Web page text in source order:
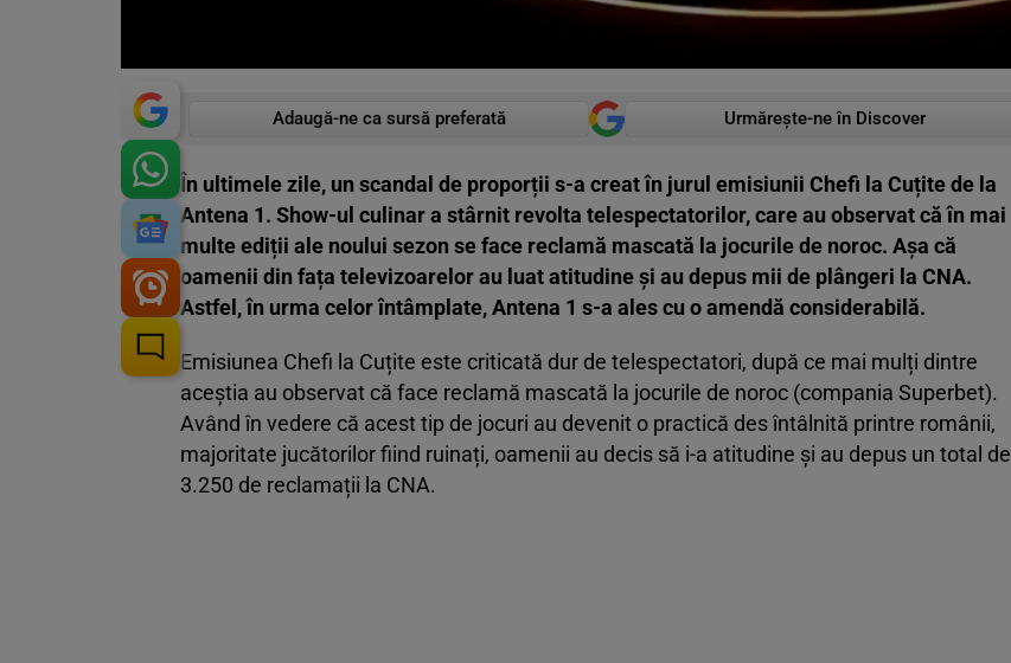
Adaugă-ne ca sursă preferată Urmărește-ne în Discover
În ultimele zile, un scandal de proporții s-a creat în jurul emisiunii Chefi la Cuțite de la
Antena 1. Show-ul culinar a stârnit revolta telespectatorilor, care au observat că în mai
multe ediții ale noului sezon se face reclamă mascată la jocurile de noroc. Așa că
oamenii din fața televizoarelor au luat atitudine și au depus mii de plângeri la CNA.
Astfel, în urma celor întâmplate, Antena 1 s-a ales cu o amendă considerabilă.
Emisiunea Chefi la Cuțite este criticată dur de telespectatori, după ce mai mulți dintre
aceștia au observat că face reclamă mascată la jocurile de noroc (compania Superbet).
Având în vedere că acest tip de jocuri au devenit o practică des întâlnită printre românii,
majoritate jucătorilor fiind ruinați, oamenii au decis să i-a atitudine și au depus un total de
3.250 de reclamații la CNA.